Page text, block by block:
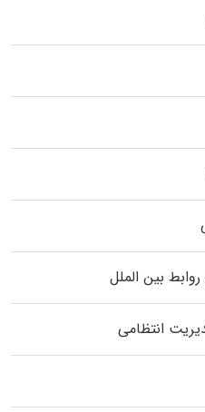
بین الملل
انتظامی